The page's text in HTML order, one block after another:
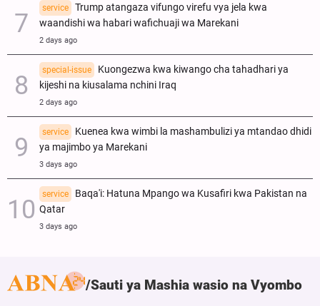
service
Trump atangaza vifungo virefu vya jela kwa
waandishi wa habari wafichuaji wa Marekani
2 days ago
special-issue
Kuongezwa kwa kiwango cha tahadhari ya
kijeshi na kiusalama nchini Iraq
2 days ago
service
Kuenea kwa wimbi la mashambulizi ya mtandao dhidi
ya majimbo ya Marekani
3 days ago
service
Baqa'i: Hatuna Mpango wa Kusafiri kwa Pakistan na
Qatar
3 days ago
Sauti ya Mashia wasio na Vyombo